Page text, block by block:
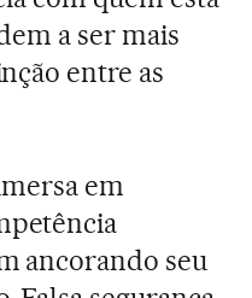
a ser mais
entre as
em
ancorando seu